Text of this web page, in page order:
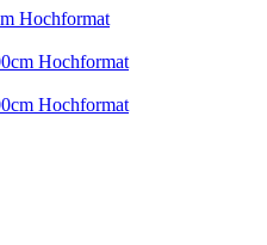
Hochformat
Hochformat
Hochformat